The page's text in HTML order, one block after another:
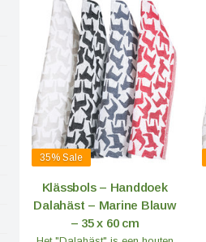
35% Sale
Klässbols – Handdoek
Dalahäst – Marine Blauw
– 35 x 60 cm